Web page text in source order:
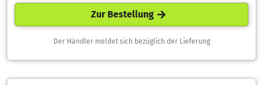
Zur Bestellung
Der Händler meldet sich bezüglich der Lieferung